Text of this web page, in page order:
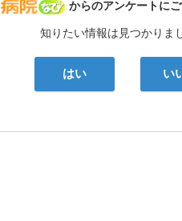
病院なび
からのアンケートにご
知りたい情報は見つかりま
はい い